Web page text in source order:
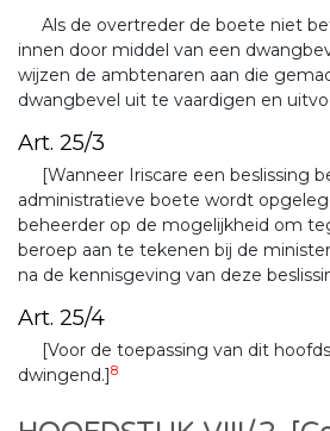
Als de overtreder de boete niet
innen door middel van een
wijzen de ambtenaren aan die
dwangbevel uit te vaardigen en
Art. 25/3
[Wanneer Iriscare een beslissing
administratieve boete wordt
beheerder op de mogelijkheid om
beroep aan te tekenen bij de
na de kennisgeving van deze
Art. 25/4
[Voor de toepassing van dit
dwingend.] 8